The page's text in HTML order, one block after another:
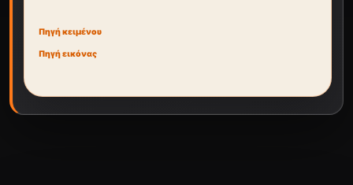
Πηγή κειμένου
Πηγή εικόνας